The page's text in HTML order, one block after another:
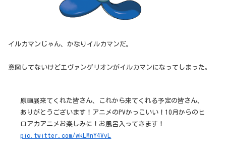
イルカマンじゃん、かなりイルカマンだ。
意図してないけどエヴァンゲリオンがイルカマンになってしまった。
原画展来てくれた皆さん、これから来てくれる予定の皆さん、
ありがとうございます！アニメのPVかっこいい！10月からのヒ
ロアカアニメお楽しみに！お風呂入ってきます！
pic.twitter.com/wkLMnY4VvL